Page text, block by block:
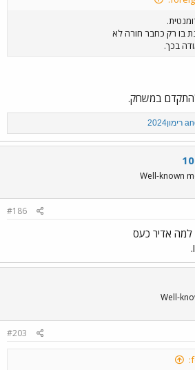
בו רק כחבר חורה לא
בכך.
במשחק.
רימון2024
Well-known
#186
למה אדיר כעס
Well-
#203